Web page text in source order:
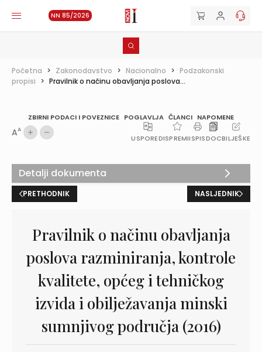
NN 85/2026
Početna > Zakonodavstvo > Nacionalno > Podzakonski
propisi > Pravilnik o načinu obavljanja poslova...
ZBIRNI PODACI I POVEZNICE POGLAVLJA ČLANCI NAPOMENE
AA
USPOREDISPREMIISPISDOCBILJEŠKE
PRETHODNIK NASLJEDNIK
Pravilnik o načinu obavljanja
poslova razminiranja, kontrole
kvalitete, općeg i tehničkog
izvida i obilježavanja minski
sumnjivog područja (2016)
Detalji dokumenta